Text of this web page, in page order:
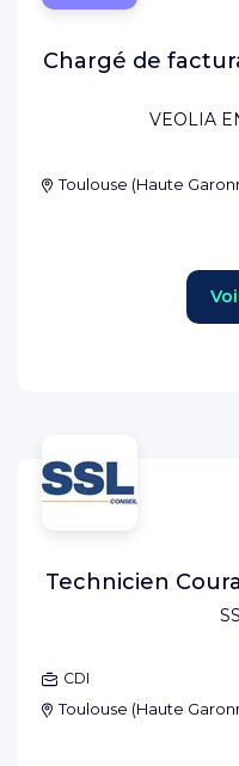
VEOLIA
Chargé de
Toulouse (Haute
Technicien
CDI
Toulouse (Haute